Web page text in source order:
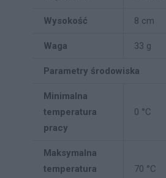
Wysokość 8 cm
Waga 33 g
Parametry środowiska
Minimalna
temperatura
pracy
0 °C
Maksymalna
temperatura
70 °C